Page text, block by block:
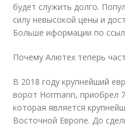
будет служить долго.
силу невысокой цены и
Больше иформации по
Почему Алютех теперь
В 2018 году крупнейший
ворот Hormann, приобрел
которая является
Восточной Европе. До